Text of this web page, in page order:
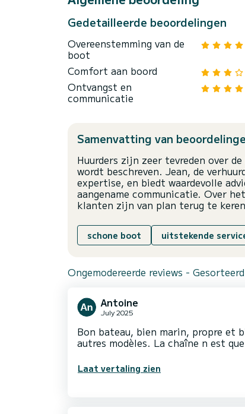
Gedetailleerde beoordelingen
Overeenstemming van de
boot
Comfort aan boord
Ontvangst en
communicatie
Samenvatting van
Huurders zijn zeer tevreden over
wordt beschreven. Jean, de
expertise, en biedt waardevolle
aangename communicatie. Over
klanten zijn van plan terug te
schone boot uitstekende
Ongemodereerde reviews -
Antoine
July 2025
Bon bateau, bien marin, propre et
autres modèles. La chaîne n est
Laat vertaling zien